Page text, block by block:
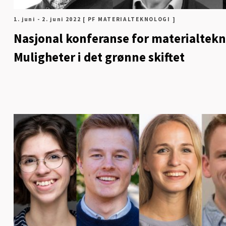
1. juni - 2. juni 2022 [ PF MATERIALTEKNOLOGI ]
Nasjonal konferanse for
Muligheter i det grønne skiftet